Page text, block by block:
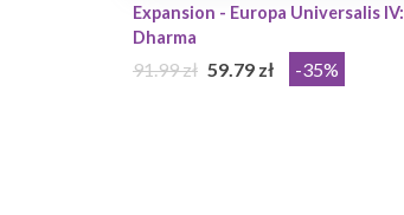
Expansion - Europa Universalis IV:
Dharma
91.99 zł 59.79 zł -35%